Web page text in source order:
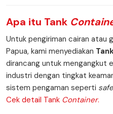
Apa itu Tank
Untuk pengiriman cairan atau
Papua, kami menyediakan
dirancang untuk mengangkut
industri dengan tingkat
sistem pengaman seperti
Cek detail Tank Container.